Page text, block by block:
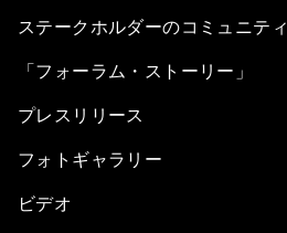
ステークホルダーのコミュニティ
「フォーラム・ストーリー」
プレスリリース
フォトギャラリー
ビデオ